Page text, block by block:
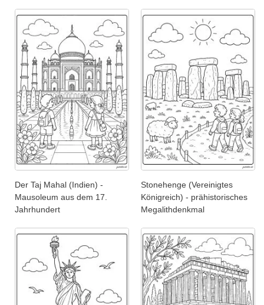
Der Taj Mahal (Indien) -
Mausoleum aus dem 17.
Jahrhundert
Stonehenge (Vereinigtes
Königreich) - prähistorisches
Megalithdenkmal